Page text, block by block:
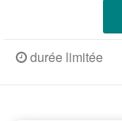
durée limitée